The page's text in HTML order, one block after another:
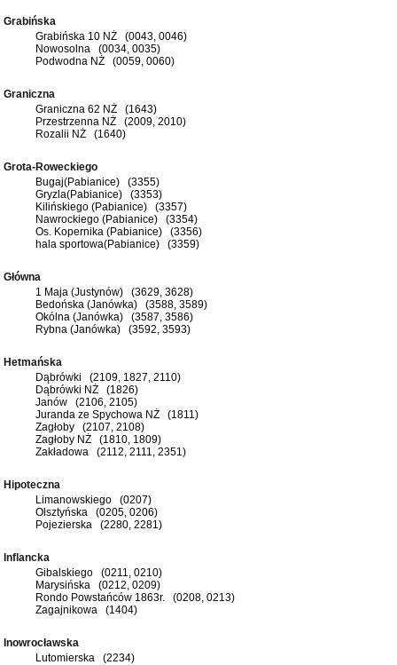
Grabińska
Grabińska 10 NŻ (0043, 0046)
Nowosolna (0034, 0035)
Podwodna NŻ (0059, 0060)
Graniczna
Graniczna 62 NŻ (1643)
Przestrzenna NŻ (2009, 2010)
Rozalii NŻ (1640)
Grota-Roweckiego
Bugaj(Pabianice) (3355)
Gryzla(Pabianice) (3353)
Kilińskiego (Pabianice) (3357)
Nawrockiego (Pabianice) (3354)
Os. Kopernika (Pabianice) (3356)
hala sportowa(Pabianice) (3359)
Główna
1 Maja (Justynów) (3629, 3628)
Bedońska (Janówka) (3588, 3589)
Okólna (Janówka) (3587, 3586)
Rybna (Janówka) (3592, 3593)
Hetmańska
Dąbrówki (2109, 1827, 2110)
Dąbrówki NŻ (1826)
Janów (2106, 2105)
Juranda ze Spychowa NŻ (1811)
Zagłoby (2107, 2108)
Zagłoby NŻ (1810, 1809)
Zakładowa (2112, 2111, 2351)
Hipoteczna
Limanowskiego (0207)
Olsztyńska (0205, 0206)
Pojezierska (2280, 2281)
Inflancka
Gibalskiego (0211, 0210)
Marysińska (0212, 0209)
Rondo Powstańców 1863r. (0208, 0213)
Zagajnikowa (1404)
Inowrocławska
Lutomierska (2234)